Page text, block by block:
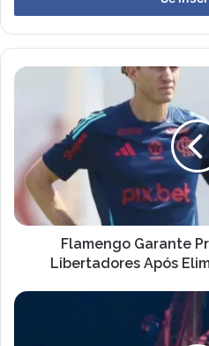
de
email
Flamengo
Libertadores
Após
Eliminar
o
InternacionalFlamengo Garante
Libertadores Após
CBF